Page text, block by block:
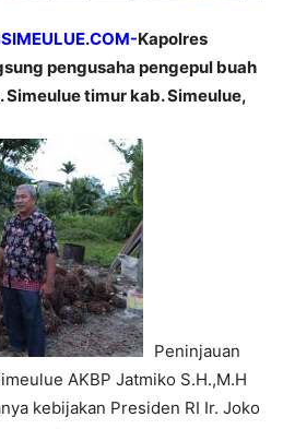
Kapolres
pengusaha pengepul buah
timur kab. Simeulue,
Peninjauan
AKBP Jatmiko S.H.,M.H
kebijakan Presiden RI Ir. Joko